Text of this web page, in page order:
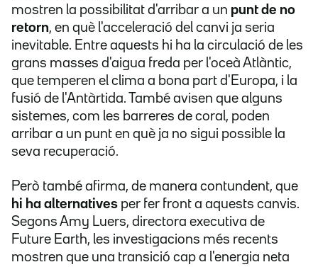
mostren la possibilitat d'arribar a un punt de no
retorn, en què l'acceleració del canvi ja seria
inevitable. Entre aquests hi ha la circulació de les
grans masses d'aigua freda per l'oceà Atlàntic,
que temperen el clima a bona part d'Europa, i la
fusió de l'Antàrtida. També avisen que alguns
sistemes, com les barreres de coral, poden
arribar a un punt en què ja no sigui possible la
seva recuperació.
Però també afirma, de manera contundent, que
hi ha alternatives per fer front a aquests canvis.
Segons Amy Luers, directora executiva de
Future Earth, les investigacions més recents
mostren que una transició cap a l'energia neta